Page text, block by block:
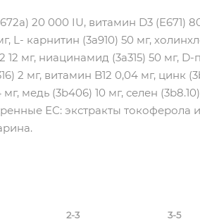
20 000 IU, витамин D3 (E671)
L- карнитин (3a910) 50 мг,
12 мг, ниацинамид (3a315) 50 мг,
2 мг, витамин B12 0,04 мг, цинк
медь (3b406) 10 мг, селен
ЕС: экстракты токоферола
2-3 3-5